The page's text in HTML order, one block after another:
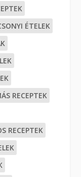
ÉTELEK
RECEPTEK
RECEPTEK